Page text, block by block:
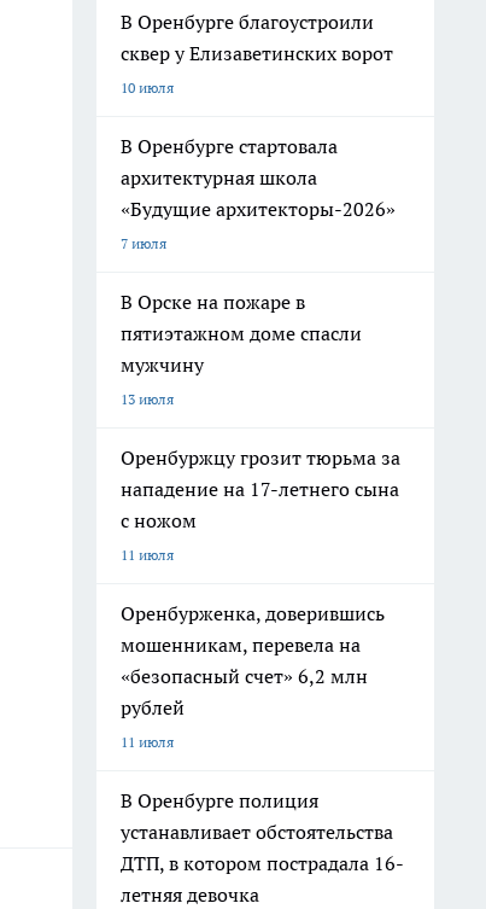
В Оренбурге благоустроили
сквер у Елизаветинских ворот
10 июля
В Оренбурге стартовала
архитектурная школа
«Будущие архитекторы-2026»
7 июля
В Орске на пожаре в
пятиэтажном доме спасли
мужчину
13 июля
Оренбуржцу грозит тюрьма за
нападение на 17-летнего сына
с ножом
11 июля
Оренбурженка, доверившись
мошенникам, перевела на
«безопасный счет» 6,2 млн
рублей
11 июля
В Оренбурге полиция
устанавливает обстоятельства
ДТП, в котором пострадала 16-
летняя девочка